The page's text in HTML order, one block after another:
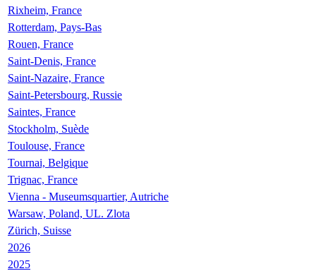
Rixheim, France
Rotterdam, Pays-Bas
Rouen, France
Saint-Denis, France
Saint-Nazaire, France
Saint-Petersbourg, Russie
Saintes, France
Stockholm, Suède
Toulouse, France
Tournai, Belgique
Trignac, France
Vienna - Museumsquartier, Autriche
Warsaw, Poland, UL. Zlota
Zürich, Suisse
2026
2025